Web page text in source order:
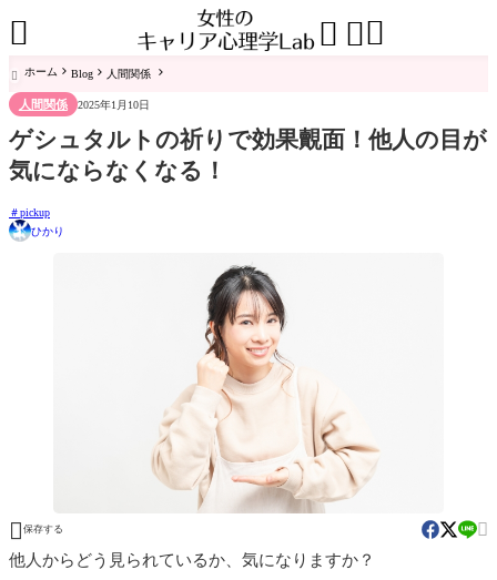
 

 ホーム Blog 人間関係
人間関係 2025年1月10日
ゲシュタルトの祈りで効果覿面！他人の目が
気にならなくなる！
pickup
ひかり
 保存する 
他人からどう見られているか、気になりますか？